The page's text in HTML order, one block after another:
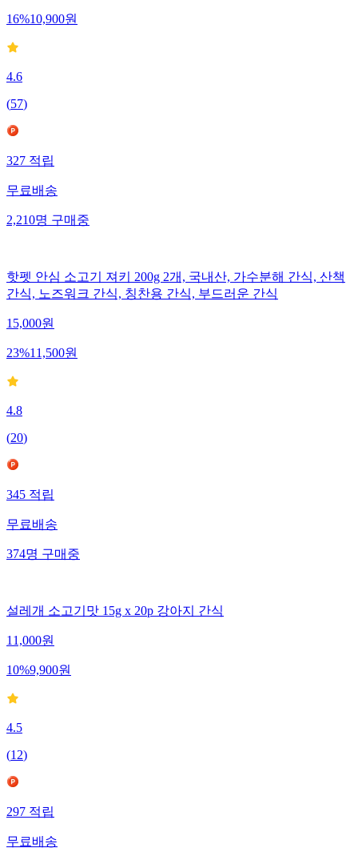
16%10,900원
4.6
(57)
327적립
무료배송
2,210명구매중
핫펫 안심 소고기 져키 200g 2개, 국내산, 가수분해 간식, 산책
간식, 노즈워크 간식, 칭찬용 간식, 부드러운 간식
15,000원
23%11,500원
4.8
(20)
345적립
무료배송
374명구매중
설레개 소고기맛 15g x 20p 강아지 간식
11,000원
10%9,900원
4.5
(12)
297적립